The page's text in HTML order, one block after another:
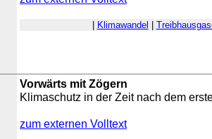
Klimawandel
Vorwärts mit Zögern
Klimaschutz in der Zeit nach dem
zum externen Volltext